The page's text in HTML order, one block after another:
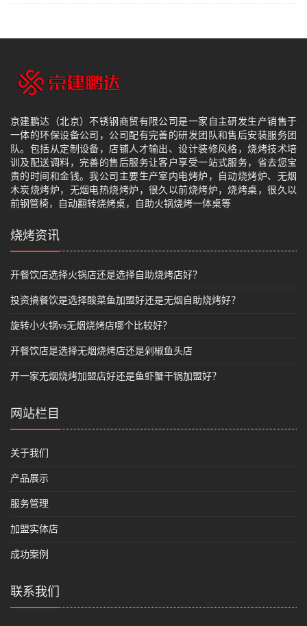
京建鹏达（北京）不锈钢商贸有限公司是一家自主研发生产销售于
一体的环保设备公司，公司配有完善的研发团队和售后安装服务团
队。包括从定制设备，店铺人才输出、设计装修风格，烧烤技术培
训及配送调料，完善的售后服务让客户享受一站式服务，省去您宝
贵的时间和金钱。我公司主要生产室内电烤炉，自动烧烤炉、无烟
木炭烧烤炉，无烟电热烧烤炉，很久以前烧烤炉，烧烤桌，很久以
前钢管椅，自动翻转烧烤桌，自助火锅烧烤一体桌等
烧烤资讯
开餐饮店选择火锅店还是选择自助烧烤店好？
投资搞餐饮是选择酸菜鱼加盟好还是无烟自助烧烤好？
旋转小火锅vs无烟烧烤店哪个比较好？
开餐饮店是选择无烟烧烤店还是剁椒鱼头店
开一家无烟烧烤加盟店好还是鱼虾蟹干锅加盟好？
网站栏目
关于我们
产品展示
服务管理
加盟实体店
成功案例
联系我们